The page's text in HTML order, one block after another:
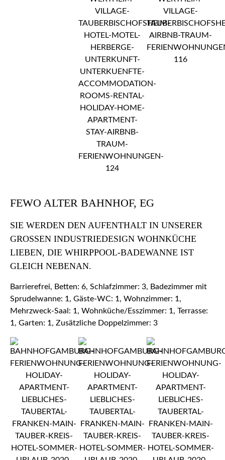
FEWO ALTER BAHNHOF, EG
SIE WERDEN DEN AUFENTHALT IN UNSERER
GROSSEN INDUSTRIEDESIGN WOHNKÜCHE L
IEBEN, DIE WHIRPPOOL-BADEWANNE IST G
LEICH NEBENAN.
Barrierefrei, Betten: 6, Schlafzimmer: 3, Badezimmer mit
Sprudelwanne: 1, Gäste-WC: 1, Wohnzimmer: 1,
Mehrzweck-Saal: 1, Wohnküche/Esszimmer: 1, Terrasse:
1, Garten: 1, Zusätzliche Doppelzimmer: 3